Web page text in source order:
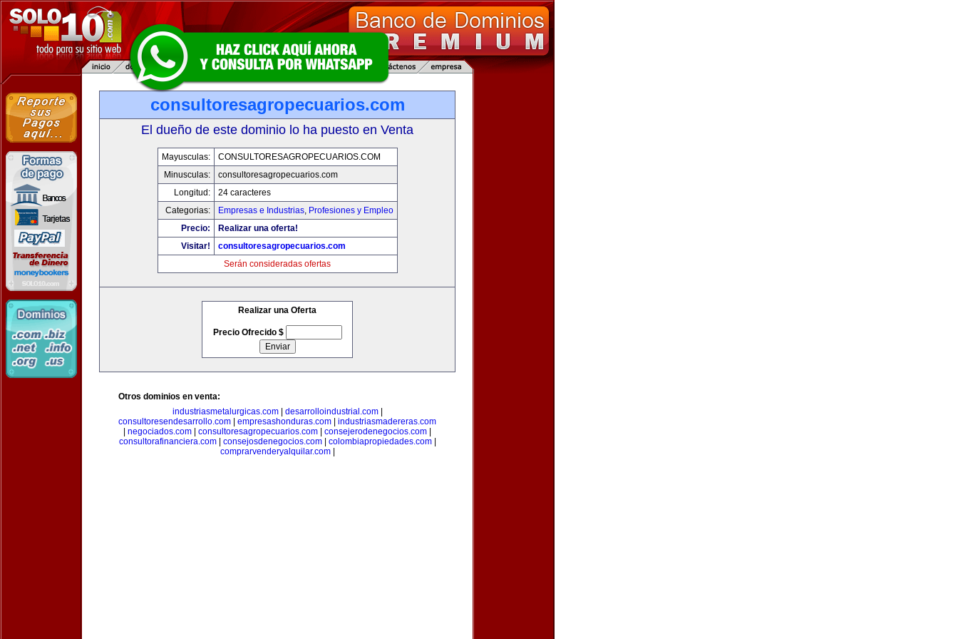
consultoresagropecuarios.com
El dueño de este dominio lo ha puesto en Venta
Mayusculas:
CONSULTORESAGROPECUARIOS.COM
Minusculas:
consultoresagropecuarios.com
Longitud:
24 caracteres
Categorias:
Empresas e Industrias, Profesiones y Empleo
Precio:
Realizar una oferta!
Visitar!
consultoresagropecuarios.com
Serán consideradas ofertas
Realizar una Oferta
Precio Ofrecido $
Otros dominios en venta:
industriasmetalurgicas.com| desarrolloindustrial.com|
consultoresendesarrollo.com
empresashonduras.com
industriasmadereras.com
negociados.com consultoresagropecuarios.com consejerodenegocios.com
consultorafinanciera.com| consejosdenegocios.com| colombiapropiedades.com|
comprarvenderyalquilar.com|